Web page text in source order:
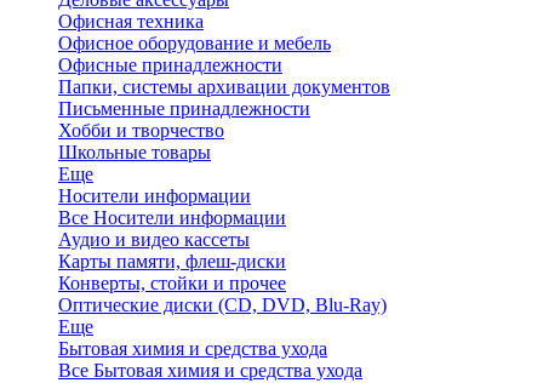
Офисная техника
Офисное оборудование и мебель
Офисные принадлежности
Папки, системы архивации документов
Письменные принадлежности
Хобби и творчество
Школьные товары
Еще
Носители информации
Все Носители информации
Аудио и видео кассеты
Карты памяти, флеш-диски
Конверты, стойки и прочее
Оптические диски (CD, DVD, Blu-Ray)
Еще
Бытовая химия и средства ухода
Все Бытовая химия и средства ухода